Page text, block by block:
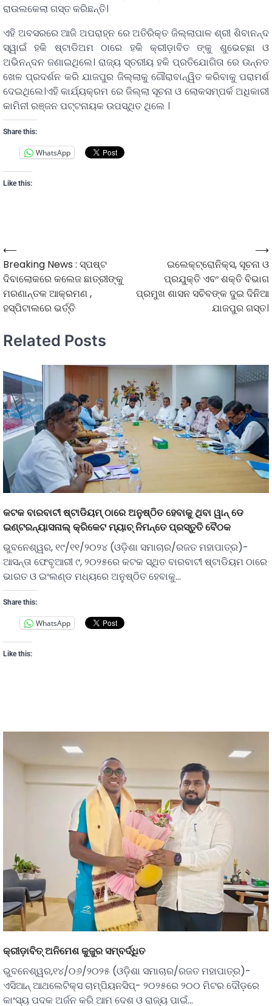
ରାଉଲକେଲା ଗସ୍ତ କରିଛନ୍ତି।
ଏହି ଅବସରରେ ଆଜି ଅପରାହ୍ନ ରେ ଅତିରିକ୍ତ ଜିଲ୍ଲାପାଳ ଶ୍ରୀ ଶିବାନନ୍ଦ
ସ୍ୱାଇଁ ହକି ଷ୍ଟାଡିଅମ ଠାରେ ହକି କ୍ରୀଡ଼ାବିତ ଙ୍କୁ ଶୁଭେଚ୍ଛା ଓ
ଅଭିନନ୍ଦନ ଜଣାଇଥିଲେ। ରାଜ୍ୟ ସ୍ତରୀୟ ହକି ପ୍ରତିଯୋଗିତା ରେ ଉନ୍ନତ
ଖେଳ ପ୍ରଦର୍ଶନ କରି ଯାଜପୁର ଜିଲ୍ଲାକୁ ଗୌରାବାନ୍ୱିତ କରିବାକୁ ପରାମର୍ଶ
ଦେଇଥିଲେ।ଏହି କାର୍ଯ୍ୟକ୍ରମ ରେ ଜିଲ୍ଲା ସୂଚନା ଓ ଲୋକସମ୍ପର୍କ ଅଧିକାରୀ
କାମିନୀ ରଞ୍ଜନ ପଟ୍ଟନାୟକ ଉପସ୍ଥିତ ଥିଲେ ।
Share this:
WhatsApp
Like this:
⟵
Breaking News : ସ୍ପଷ୍ଟ
ଦିବାଲୋକରେ କଲେଜ ଛାତ୍ରୀଙ୍କୁ
ମରଣାନ୍ତକ ଆକ୍ରମଣ ,
ହସ୍ପିଟାଲରେ ଭର୍ତ୍ତି
ଇଲେକ୍ଟ୍ରୋନିକ୍ସ, ସୂଚନା ଓ
ପ୍ରଯୁକ୍ତି ଏବଂ ଶକ୍ତି ବିଭାଗ
ପ୍ରମୁଖ ଶାସନ ସଚିବଙ୍କ ଦୁଇ ଦିନିଆ
ଯାଜପୁର ଗସ୍ତ।
⟶
Related Posts
କଟକ ବାରବାଟୀ ଷ୍ଟାଡିୟମ୍ ଠାରେ ଅନୁଷ୍ଠିତ ହେବାକୁ ଥିବା ୱାନ୍‌ ଡେ
ଇଣ୍ଟରନ୍ୟାସନାଲ୍ କ୍ରିକେଟ ମ୍ୟାଚ୍ ନିମନ୍ତେ ପ୍ରସ୍ତୁତି ବୈଠକ
ଭୁବନେଶ୍ୱର, ୧୯/୧୧/୨୦୨୪ (ଓଡ଼ିଶା ସମାଚାର/ରଜତ ମହାପାତ୍ର)-
ଆସନ୍ତା ଫେବୃଆରୀ ୯, ୨୦୨୫ରେ କଟକ ସ୍ଥିତ ବାରବାଟୀ ଷ୍ଟାଡିୟମ ଠାରେ
ଭାରତ ଓ ଇଂଲଣ୍ଡ ମଧ୍ୟରେ ଅନୁଷ୍ଠିତ ହେବାକୁ…
Share this:
WhatsApp
Like this:
କ୍ରୀଡ଼ାବିତ୍‌ ଅନିମେଶ କୁଜୁର ସମ୍ବର୍ଦ୍ଧିତ
ଭୁବନେଶ୍ୱର,୧୪/୦୬/୨୦୨୫ (ଓଡ଼ିଶା ସମାଚାର/ରଜତ ମହାପାତ୍ର)-
ଏସିଆନ୍‌ ଆଥଲେଟିକ୍ସ ଚାମ୍ପିୟନସିପ୍- ୨୦୨୫ରେ ୨୦୦ ମିଟର ଦୌଡ଼ରେ
କାଂସ୍ୟ ପଦକ ଅର୍ଜନ କରି ଆମ ଦେଶ ଓ ରାଜ୍ୟ ପାଇଁ…